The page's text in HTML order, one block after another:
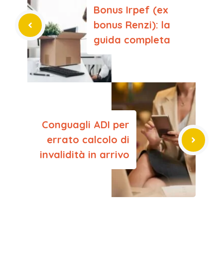
Bonus Irpef (ex
bonus Renzi): la
guida completa
Conguagli ADI per
errato calcolo di
invalidità in arrivo